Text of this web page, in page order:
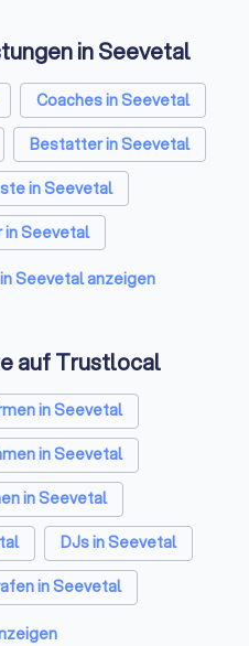
Geheimnis daraus
Projektes “DJ
kommerziell als
aufgestellt sind
einer so gewaltigen
Unternehmung zu
den
Mitgliedsvorteile
Ausrichtung,
Verein
möglich! Mit deiner
Mitgliedschaft und
verbundenen
Monatsbeitrag
uns bei der
bringst vor Allem
deine Branche,
Community weiter.
folgende Punkte
zu deinem
in Seevetal
Coaches in Seevetal
Bestatter in Seevetal
in Seevetal
in Seevetal
Seevetal anzeigen
auf Trustlocal
in Seevetal
in Seevetal
in Seevetal
DJs in Seevetal
in Seevetal
Maler in Seevetal